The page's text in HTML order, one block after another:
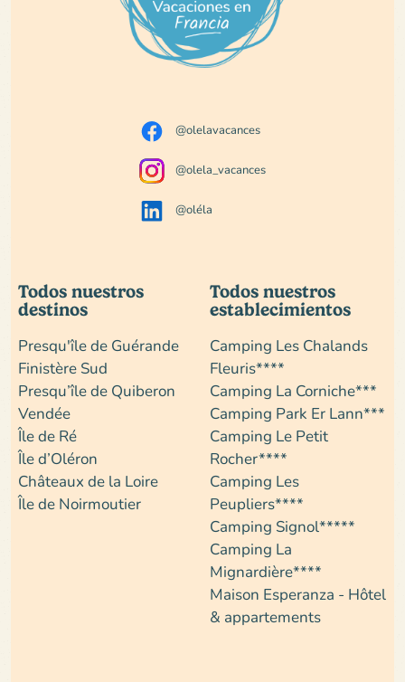
@olelavacances
@olela_vacances
@oléla
Todos nuestros
destinos
Presqu'île de Guérande
Finistère Sud
Presqu’île de Quiberon
Vendée
Île de Ré
Île d’Oléron
Châteaux de la Loire
Île de Noirmoutier
Todos nuestros
establecimientos
Camping Les Chalands
Fleuris****
Camping La Corniche***
Camping Park Er Lann***
Camping Le Petit
Rocher****
Camping Les
Peupliers****
Camping Signol*****
Camping La
Mignardière****
Maison Esperanza - Hôtel
& appartements